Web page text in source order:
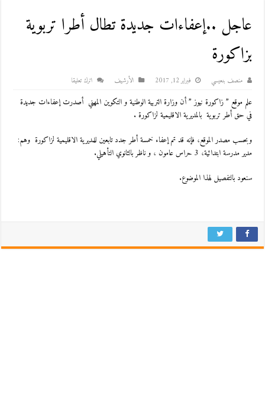
عاجل ..إعفاءات جديدة تطال أطرا تربوية
بزاكورة
منصف بنعيسي فبراير 12, 2017 اﻷرشيف اترك تعليقا
علم موقع ” زاكورة نيوز ” أن وزارة التربية الوطنية و التكوين المهني أصدرت إعفاءات جديدة
في حق أطر تربوية بالمديرية الاقليمية لزاكورة .
وبحسب مصدر الموقع، فإنه قد تم إعفاء خمسة أطر جدد تابعين للمديرية الاقليمية لزاكورة وهم:
مدير مدرسة ابتدائية، 3 حراس عامون ، و ناظر بالثانوي التأهيلي.
سنعود بالتفصيل لهذا الموضوع.